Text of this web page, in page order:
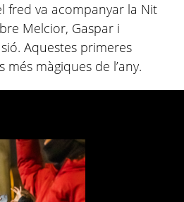
fred va acompanyar la Nit
Melcior, Gaspar i
Aquestes primeres
màgiques de l’any.